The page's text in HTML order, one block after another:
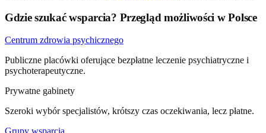
Gdzie szukać wsparcia? Przegląd możliwości w Polsce
Centrum zdrowia psychicznego
Publiczne placówki oferujące bezpłatne leczenie psychiatryczne i
psychoterapeutyczne.
Prywatne gabinety
Szeroki wybór specjalistów, krótszy czas oczekiwania, lecz płatne.